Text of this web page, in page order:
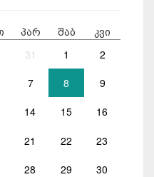
პარ შაბ კვი
31 1 2
7 8 9
14 15 16
21 22 23
28 29 30